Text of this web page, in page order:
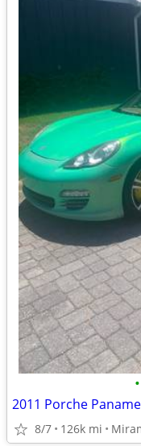
•
2011 Porche
8/7 126k mi